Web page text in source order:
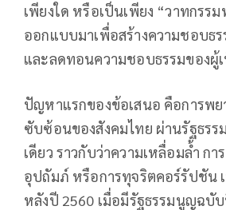
เพียงใด หรือเป็นเพียง “วาทกรรม
ออกแบบมาเพื่อสร้างความชอบธ
และลดทอนความชอบธรรมของผู้
ปัญหาแรกของข้อเสนอ คือการพย
ซับซ้อนของสังคมไทย ผ่านรัฐธร
เดียว ราวกับว่าความเหลื่อมล้ำ ก
อุปถัมภ์ หรือการทุจริตคอร์รัปชัน
หลังปี 2560 เมื่อมีรัฐธรรมนูญฉบั